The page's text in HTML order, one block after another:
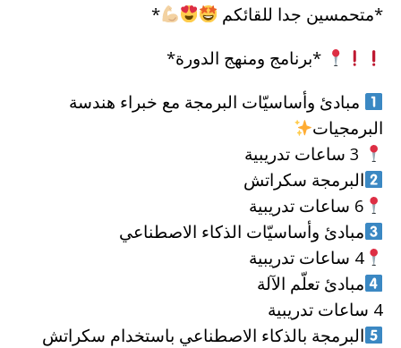
*متحمسين جدا للقائكم
*
*برنامج ومنهج الدورة*
مبادئ وأساسيّات البرمجة مع خبراء هندسة
البرمجيات
البرمجة سكراتش
6 ساعات تدريبية
مبادئ وأساسيّات الذكاء الاصطناعي
4 ساعات تدريبية
مبادئ تعلّم الآلة
4 ساعات تدريبية
البرمجة بالذكاء الاصطناعي باستخدام سكراتش